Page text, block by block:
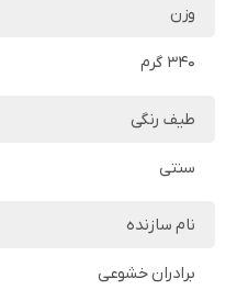
وزن
340 گرم
طیف رنگی
سنتی
نام سازنده
برادران خشوعی